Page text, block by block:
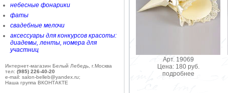
небесные фонарики
фаты
свадебные мелочи
аксессуары для конкурсов красоты:
диадемы, ленты, номера для
участниц
Интернет-магазин Белый Лебедь, г.Москва
тел: (985) 226-40-20
e-mail: salon-belleb@yandex.ru;
Наша группа ВКОНТАКТЕ
Арт. 19069
Цена: 180 руб.
подробнее